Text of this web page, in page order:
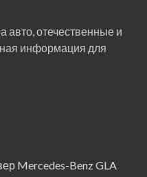
авто, отечественные и
информация для
Mercedes-Benz GLA